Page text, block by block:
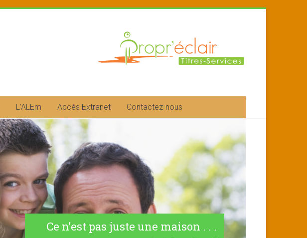
L’ALEm Accès Extranet Contactez-nous
Ce n'est pas juste une maison . . .